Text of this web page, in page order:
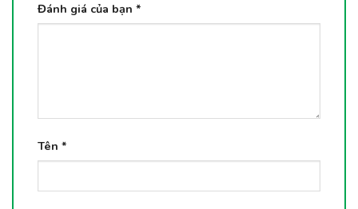
Đánh giá của bạn *
Tên *